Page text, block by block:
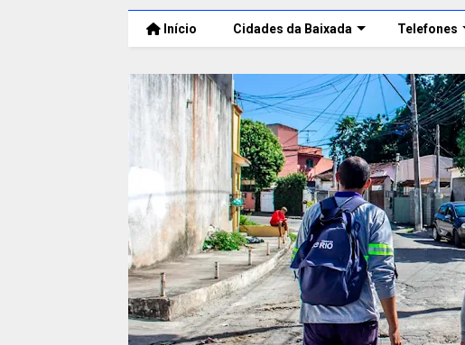
Início Cidades da Baixada Telefones